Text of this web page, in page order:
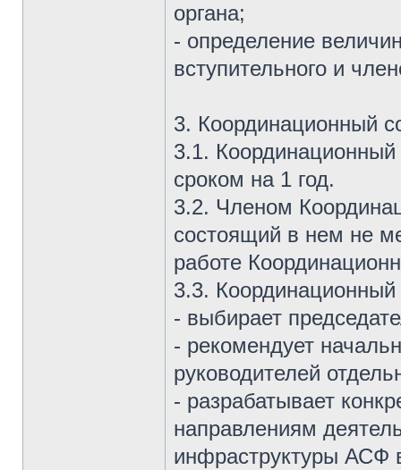
органа;
- определение
вступительного и
3. Координационный
3.1.
сроком на 1 год.
3.2. Членом
состоящий в нем не
работе
3.3.
- выбирает
- рекомендует
руководителей
- разрабатывает
направлениям
инфраструктуры АСФ